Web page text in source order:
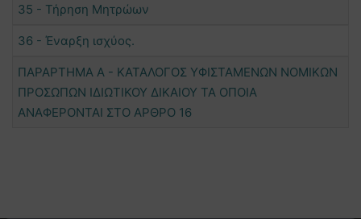
35 - Τήρηση Μητρώων
36 - Έναρξη ισχύος.
ΠΑΡΑΡΤΗΜΑ Α - ΚΑΤΑΛΟΓΟΣ ΥΦΙΣΤΑΜΕΝΩΝ ΝΟΜΙΚΩΝ
ΠΡΟΣΩΠΩΝ ΙΔΙΩΤΙΚΟΥ ΔΙΚΑΙΟΥ ΤΑ ΟΠΟΙΑ
ΑΝΑΦΕΡΟΝΤΑΙ ΣΤΟ ΑΡΘΡΟ 16